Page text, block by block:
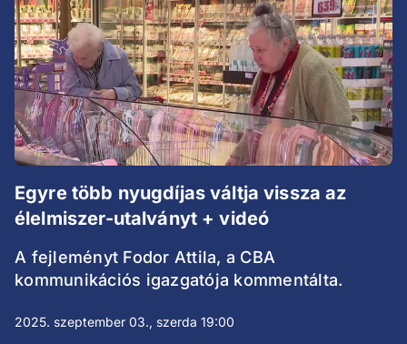
Egyre több nyugdíjas váltja vissza az
élelmiszer-utalványt + videó
A fejleményt Fodor Attila, a CBA
kommunikációs igazgatója kommentálta.
2025. szeptember 03., szerda 19:00